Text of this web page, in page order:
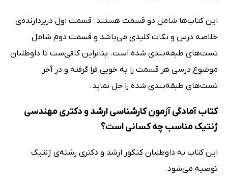
این کتاب‌ها شامل دو قسمت هستند. قسمت اول دربردارنده‌ی
خلاصه درس و نکات کلیدی می‌باشد و قسمت دوم شامل
تست‌های طبقه‌بندی شده است. بنابراین کافی‌ست تا داوطلبان
موضوع درسی هر قسمت را به خوبی فرا گرفته و در آخر
تست‌های طبقه‌بندی شده را حل نماید.
کتاب آمادگی آزمون کارشناسی ارشد و دکتری مهندسی
ژنتیک مناسب چه کسانی است؟
این کتاب به داوطلبان کنکور ارشد و دکتری رشته‌ی ژنتیک
توصیه می‌شود.